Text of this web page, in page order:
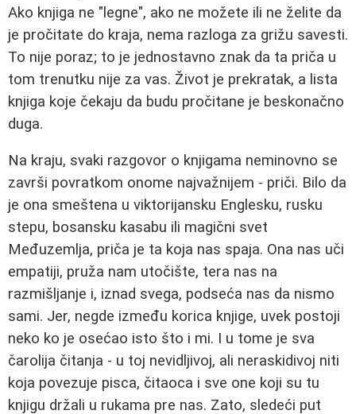
Ako knjiga ne "legne", ako ne možete ili ne želite da
je pročitate do kraja, nema razloga za grižu savesti.
To nije poraz; to je jednostavno znak da ta priča u
tom trenutku nije za vas. Život je prekratak, a lista
knjiga koje čekaju da budu pročitane je beskonačno
duga.
Na kraju, svaki razgovor o knjigama neminovno se
završi povratkom onome najvažnijem - priči. Bilo da
je ona smeštena u viktorijansku Englesku, rusku
stepu, bosansku kasabu ili magični svet
Međuzemlja, priča je ta koja nas spaja. Ona nas uči
empatiji, pruža nam utočište, tera nas na
razmišljanje i, iznad svega, podseća nas da nismo
sami. Jer, negde između korica knjige, uvek postoji
neko ko je osećao isto što i mi. I u tome je sva
čarolija čitanja - u toj nevidljivoj, ali neraskidivoj niti
koja povezuje pisca, čitaoca i sve one koji su tu
knjigu držali u rukama pre nas. Zato, sledeći put